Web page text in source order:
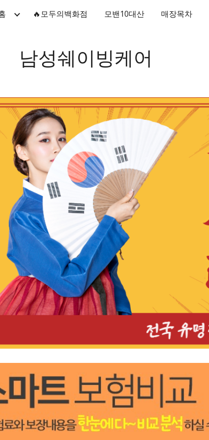
content Skip to navigation
🔥모두의백화점 모밴10대산 매장목차
남성쉐이빙케어